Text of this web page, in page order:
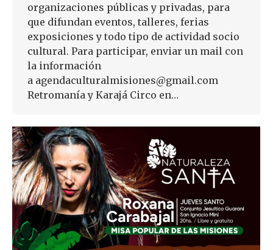
organizaciones públicas y privadas, para
que difundan eventos, talleres, ferias
exposiciones y todo tipo de actividad socio
cultural. Para participar, enviar un mail con
la información
a agendaculturalmisiones@gmail.com
Retromanía y Karajá Circo en…